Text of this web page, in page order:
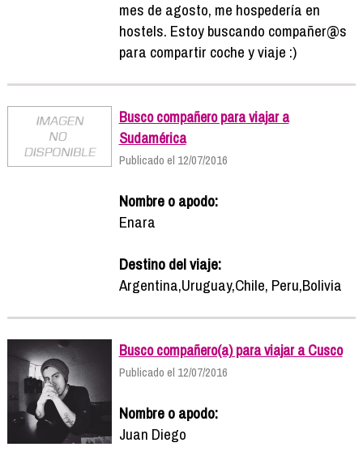
mes de agosto, me hospedería en
hostels. Estoy buscando compañer@s
para compartir coche y viaje :)
Busco compañero para viajar a
Sudamérica
Publicado el 12/07/2016
Nombre o apodo:
Enara
Destino del viaje:
Argentina,Uruguay,Chile, Peru,Bolivia
Busco compañero(a) para viajar a Cusco
Publicado el 12/07/2016
Nombre o apodo:
Juan Diego